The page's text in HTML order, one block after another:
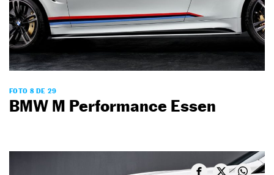
FOTO 8 DE 29
BMW M Performance Essen